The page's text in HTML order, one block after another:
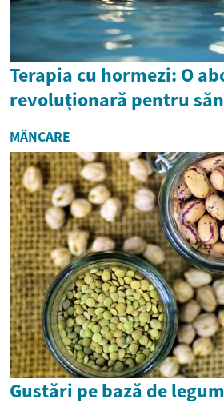
Terapia cu hormezi: O
revoluționară pentru
MÂNCARE
Gustări pe bază de